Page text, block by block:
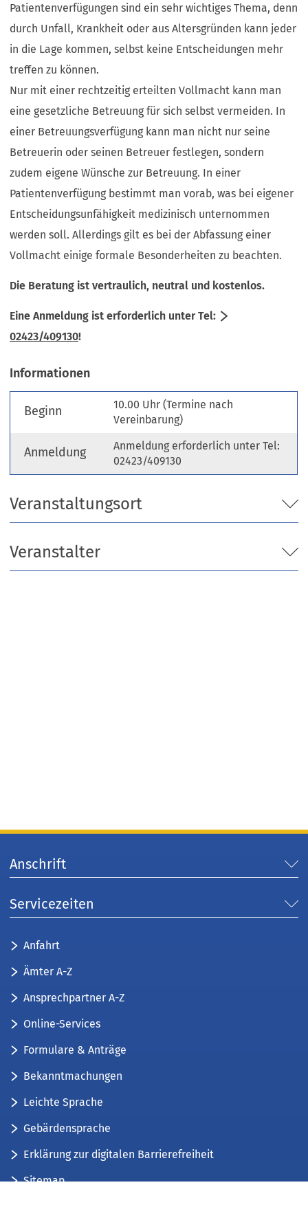
i
n
e
n
e
m
e
u
T
a
)
Patientenverfügungen sind ein sehr wichtiges Thema, denn
durch Unfall, Krankheit oder aus Altersgründen kann jeder
in die Lage kommen, selbst keine Entscheidungen mehr
treffen zu können.
Nur mit einer rechtzeitig erteilten Vollmacht kann man
eine gesetzliche Betreuung für sich selbst vermeiden. In
einer Betreuungsverfügung kann man nicht nur seine
Betreuerin oder seinen Betreuer festlegen, sondern
zudem eigene Wünsche zur Betreuung. In einer
Patientenverfügung bestimmt man vorab, was bei eigener
Entscheidungsunfähigkeit medizinisch unternommen
werden soll. Allerdings gilt es bei der Abfassung einer
Vollmacht einige formale Besonderheiten zu beachten.
Die Beratung ist vertraulich, neutral und kostenlos.
Eine Anmeldung ist erforderlich unter Tel:
02423/409130!
Informationen
Beginn
10.00 Uhr (Termine nach
Vereinbarung)
Anmeldung
Anmeldung erforderlich unter Tel:
02423/409130
Veranstaltungsort
Veranstalter
Anschrift
Servicezeiten
Anfahrt
Ämter A-Z
Ansprechpartner A-Z
Online-Services
Formulare & Anträge
Bekanntmachungen
Leichte Sprache
Gebärdensprache
Erklärung zur digitalen Barrierefreiheit
Sitemap